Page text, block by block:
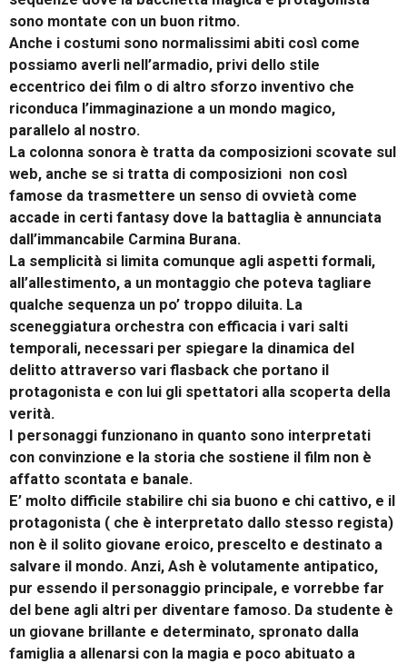
sono montate con un buon ritmo.
Anche i costumi sono normalissimi abiti così come
possiamo averli nell’armadio, privi dello stile
eccentrico dei film o di altro sforzo inventivo che
riconduca l’immaginazione a un mondo magico,
parallelo al nostro.
La colonna sonora è tratta da composizioni scovate sul
web, anche se si tratta di composizioni non così
famose da trasmettere un senso di ovvietà come
accade in certi fantasy dove la battaglia è annunciata
dall’immancabile Carmina Burana.
La semplicità si limita comunque agli aspetti formali,
all’allestimento, a un montaggio che poteva tagliare
qualche sequenza un po’ troppo diluita. La
sceneggiatura orchestra con efficacia i vari salti
temporali, necessari per spiegare la dinamica del
delitto attraverso vari flasback che portano il
protagonista e con lui gli spettatori alla scoperta della
verità.
I personaggi funzionano in quanto sono interpretati
con convinzione e la storia che sostiene il film non è
affatto scontata e banale.
E’ molto difficile stabilire chi sia buono e chi cattivo, e il
protagonista ( che è interpretato dallo stesso regista)
non è il solito giovane eroico, prescelto e destinato a
salvare il mondo. Anzi, Ash è volutamente antipatico,
pur essendo il personaggio principale, e vorrebbe far
del bene agli altri per diventare famoso. Da studente è
un giovane brillante e determinato, spronato dalla
famiglia a allenarsi con la magia e poco abituato a